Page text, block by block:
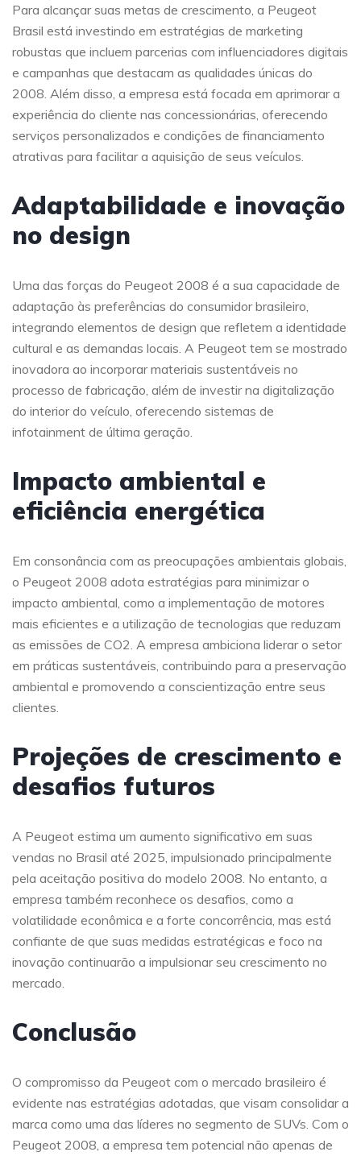
Para alcançar suas metas de crescimento, a Peugeot
Brasil está investindo em estratégias de marketing
robustas que incluem parcerias com influenciadores digitais
e campanhas que destacam as qualidades únicas do
2008. Além disso, a empresa está focada em aprimorar a
experiência do cliente nas concessionárias, oferecendo
serviços personalizados e condições de financiamento
atrativas para facilitar a aquisição de seus veículos.
Adaptabilidade e inovação
no design
Uma das forças do Peugeot 2008 é a sua capacidade de
adaptação às preferências do consumidor brasileiro,
integrando elementos de design que refletem a identidade
cultural e as demandas locais. A Peugeot tem se mostrado
inovadora ao incorporar materiais sustentáveis no
processo de fabricação, além de investir na digitalização
do interior do veículo, oferecendo sistemas de
infotainment de última geração.
Impacto ambiental e
eficiência energética
Em consonância com as preocupações ambientais globais,
o Peugeot 2008 adota estratégias para minimizar o
impacto ambiental, como a implementação de motores
mais eficientes e a utilização de tecnologias que reduzam
as emissões de CO2. A empresa ambiciona liderar o setor
em práticas sustentáveis, contribuindo para a preservação
ambiental e promovendo a conscientização entre seus
clientes.
Projeções de crescimento e
desafios futuros
A Peugeot estima um aumento significativo em suas
vendas no Brasil até 2025, impulsionado principalmente
pela aceitação positiva do modelo 2008. No entanto, a
empresa também reconhece os desafios, como a
volatilidade econômica e a forte concorrência, mas está
confiante de que suas medidas estratégicas e foco na
inovação continuarão a impulsionar seu crescimento no
mercado.
Conclusão
O compromisso da Peugeot com o mercado brasileiro é
evidente nas estratégias adotadas, que visam consolidar a
marca como uma das líderes no segmento de SUVs. Com o
Peugeot 2008, a empresa tem potencial não apenas de